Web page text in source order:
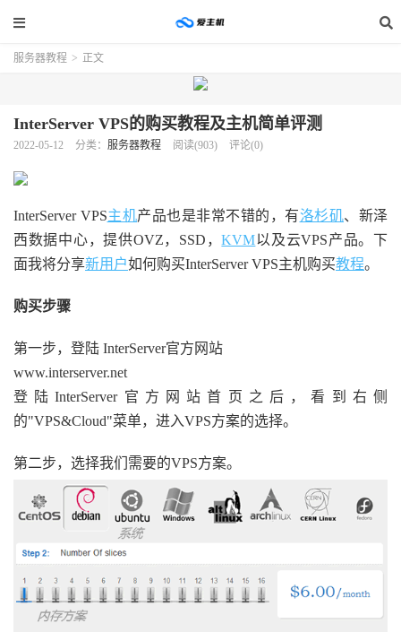
服务器教程 > 正文
InterServer VPS的购买教程及主机简单评测
2022-05-12 分类： 服务器教程 阅读(903) 评论(0)
InterServer VPS主机产品也是非常不错的，有洛杉矶、新泽
西数据中心，提供OVZ，SSD，KVM以及云VPS产品。下
面我将分享新用户如何购买InterServer VPS主机购买教程。
购买步骤
第一步，登陆 InterServer官方网站
www.interserver.net
登陆InterServer官方网站首页之后，看到右侧
的"VPS&Cloud"菜单，进入VPS方案的选择。
第二步，选择我们需要的VPS方案。